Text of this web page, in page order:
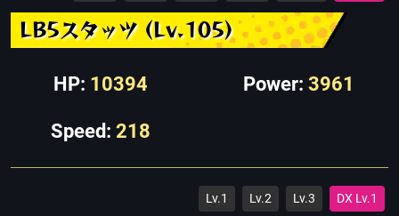
LB5スタッツ (Lv.105)
HP: 10394 Power: 3961
Speed: 218
Lv.1 Lv.2 Lv.3 DX Lv.1